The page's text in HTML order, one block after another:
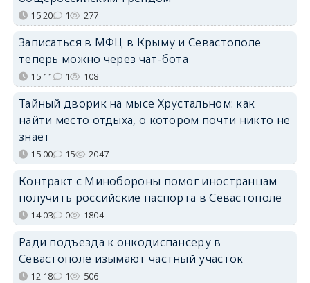
15:20 1 277
Записаться в МФЦ в Крыму и Севастополе
теперь можно через чат-бота
15:11 1 108
Тайный дворик на мысе Хрустальном: как
найти место отдыха, о котором почти никто не
знает
15:00 15 2047
Контракт с Минобороны помог иностранцам
получить российские паспорта в Севастополе
14:03 0 1804
Ради подъезда к онкодиспансеру в
Севастополе изымают частный участок
12:18 1 506